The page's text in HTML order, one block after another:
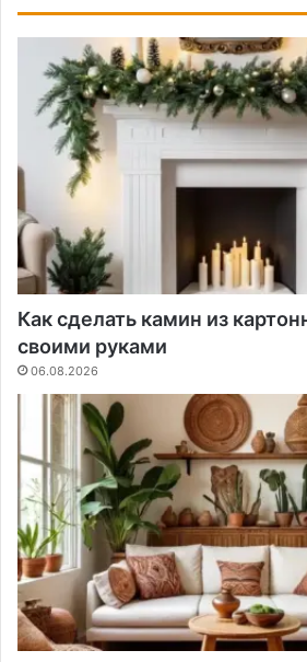
Как сделать камин из
своими руками
06.08.2026